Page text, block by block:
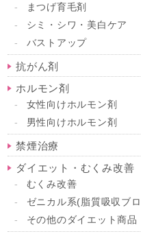
まつげ育毛剤
シミ・シワ・美白ケア
バストアップ
抗がん剤
ホルモン剤
女性向けホルモン剤
男性向けホルモン剤
禁煙治療
ダイエット・むくみ改善
むくみ改善
ゼニカル系(脂質吸収ブ
その他のダイエット商品